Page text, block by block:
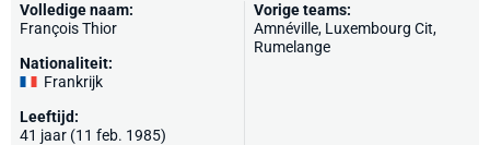
Volledige naam:
François Thior
Nationaliteit:
Frankrijk
Leeftijd:
41 jaar (11 feb. 1985)
Vorige teams:
Amnéville, Luxembourg Cit,
Rumelange